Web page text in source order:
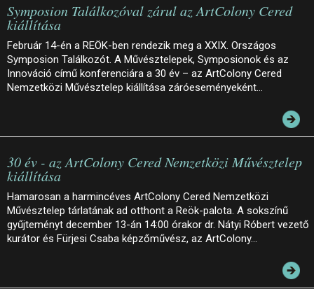
Symposion Találkozóval zárul az ArtColony Cered
kiállítása
Február 14-én a REÖK-ben rendezik meg a XXIX. Országos
Symposion Találkozót. A Művésztelepek, Symposionok és az
Innováció című konferenciára a 30 év – az ArtColony Cered
Nemzetközi Művésztelep kiállítása záróeseményeként…
30 év - az ArtColony Cered Nemzetközi Művésztelep
kiállítása
Hamarosan a harmincéves ArtColony Cered Nemzetközi
Művésztelep tárlatának ad otthont a Reök-palota. A sokszínű
gyűjteményt december 13-án 14:00 órakor dr. Nátyi Róbert vezető
kurátor és Fürjesi Csaba képzőművész, az ArtColony…